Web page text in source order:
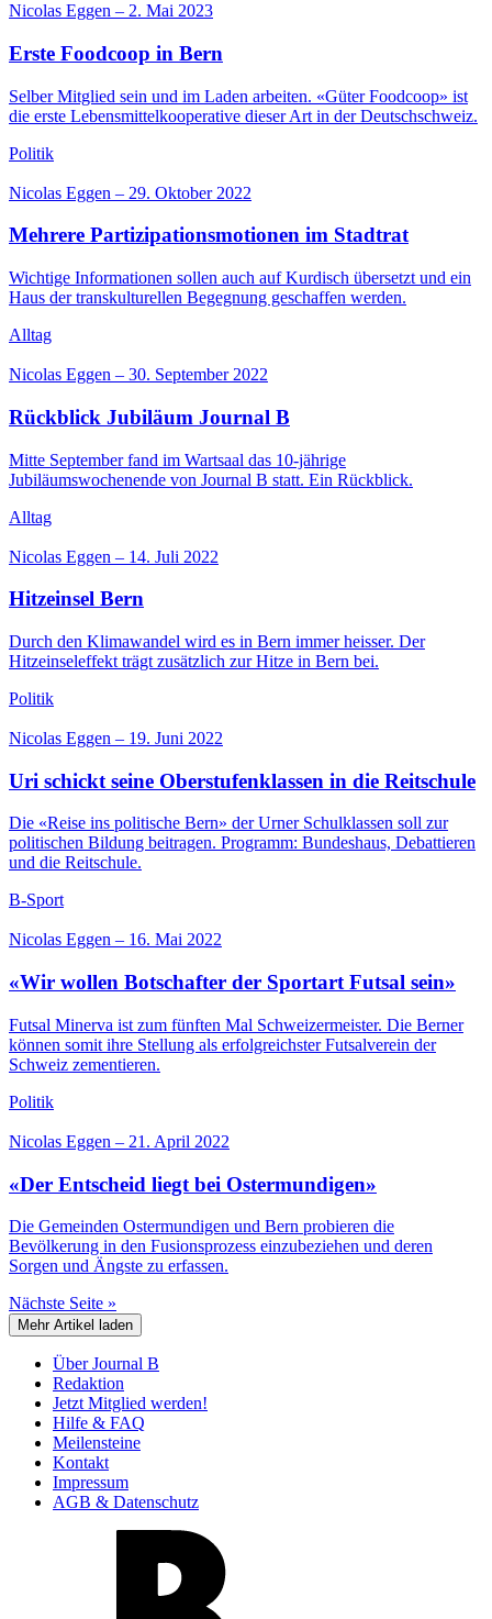
Nicolas Eggen – 2. Mai 2023
Erste Foodcoop in Bern
Selber Mitglied sein und im Laden arbeiten. «Güter Foodcoop» ist
die erste Lebensmittelkooperative dieser Art in der Deutschschweiz.
Politik
Nicolas Eggen – 29. Oktober 2022
Mehrere Partizipationsmotionen im Stadtrat
Wichtige Informationen sollen auch auf Kurdisch übersetzt und ein
Haus der transkulturellen Begegnung geschaffen werden.
Alltag
Nicolas Eggen – 30. September 2022
Rückblick Jubiläum Journal B
Mitte September fand im Wartsaal das 10-jährige
Jubiläumswochenende von Journal B statt. Ein Rückblick.
Alltag
Nicolas Eggen – 14. Juli 2022
Hitzeinsel Bern
Durch den Klimawandel wird es in Bern immer heisser. Der
Hitzeinseleffekt trägt zusätzlich zur Hitze in Bern bei.
Politik
Nicolas Eggen – 19. Juni 2022
Uri schickt seine Oberstufenklassen in die Reitschule
Die «Reise ins politische Bern» der Urner Schulklassen soll zur
politischen Bildung beitragen. Programm: Bundeshaus, Debattieren
und die Reitschule.
B-Sport
Nicolas Eggen – 16. Mai 2022
«Wir wollen Botschafter der Sportart Futsal sein»
Futsal Minerva ist zum fünften Mal Schweizermeister. Die Berner
können somit ihre Stellung als erfolgreichster Futsalverein der
Schweiz zementieren.
Politik
Nicolas Eggen – 21. April 2022
«Der Entscheid liegt bei Ostermundigen»
Die Gemeinden Ostermundigen und Bern probieren die
Bevölkerung in den Fusionsprozess einzubeziehen und deren
Sorgen und Ängste zu erfassen.
Nächste Seite »
Mehr Artikel laden
Über Journal B
Redaktion
Jetzt Mitglied werden!
Hilfe & FAQ
Meilensteine
Kontakt
Impressum
AGB & Datenschutz